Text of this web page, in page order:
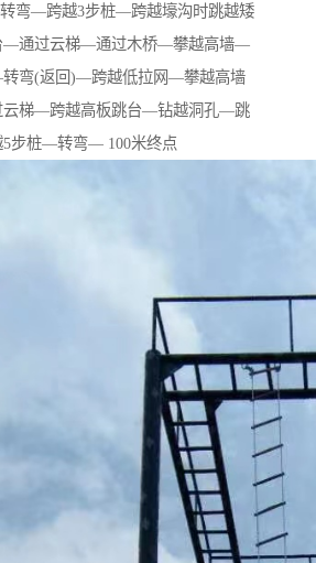
弯—跨越3步桩—跨越壕沟时跳越矮
—通过云梯—通过木桥—攀越高墙—
弯(返回)—跨越低拉网—攀越高墙
梯—跨越高板跳台—钻越洞孔—跳
5步桩—转弯— 100米终点